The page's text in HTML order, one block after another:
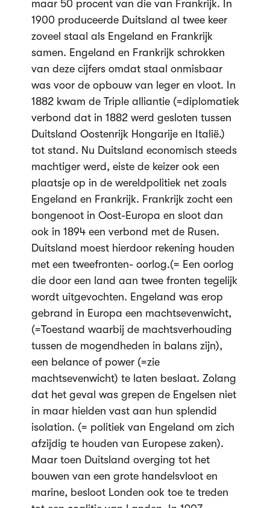
maar 50 procent van die van Frankrijk. In
1900 produceerde Duitsland al twee keer
zoveel staal als Engeland en Frankrijk
samen. Engeland en Frankrijk schrokken
van deze cijfers omdat staal onmisbaar
was voor de opbouw van leger en vloot. In
1882 kwam de Triple alliantie (=diplomatiek
verbond dat in 1882 werd gesloten tussen
Duitsland Oostenrijk Hongarije en Italië.)
tot stand. Nu Duitsland economisch steeds
machtiger werd, eiste de keizer ook een
plaatsje op in de wereldpolitiek net zoals
Engeland en Frankrijk. Frankrijk zocht een
bongenoot in Oost-Europa en sloot dan
ook in 1894 een verbond met de Rusen.
Duitsland moest hierdoor rekening houden
met een tweefronten- oorlog.(= Een oorlog
die door een land aan twee fronten tegelijk
wordt uitgevochten. Engeland was erop
gebrand in Europa een machtsevenwicht,
(=Toestand waarbij de machtsverhouding
tussen de mogendheden in balans zijn),
een belance of power (=zie
machtsevenwicht) te laten beslaat. Zolang
dat het geval was grepen de Engelsen niet
in maar hielden vast aan hun splendid
isolation. (= politiek van Engeland om zich
afzijdig te houden van Europese zaken).
Maar toen Duitsland overging tot het
bouwen van een grote handelsvloot en
marine, besloot Londen ook toe te treden